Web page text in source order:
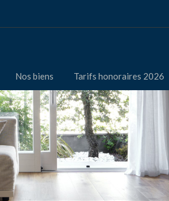
Nos biens Tarifs honoraires 2026